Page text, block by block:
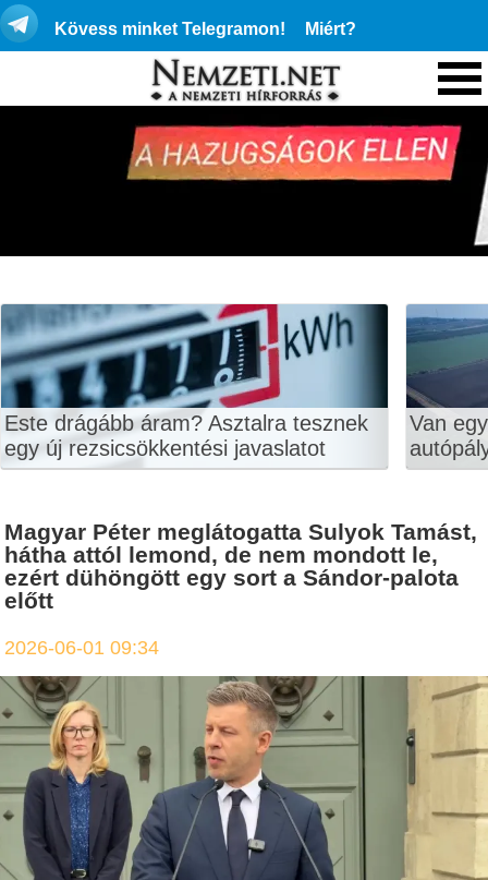
Kövess minket Telegramon! Miért?
Este drágább áram? Asztalra tesznek
egy új rezsicsökkentési javaslatot
Van
Magyar Péter meglátogatta Sulyok Tamást,
hátha attól lemond, de nem mondott le,
ezért dühöngött egy sort a Sándor-palota
előtt
2026-06-01 09:34